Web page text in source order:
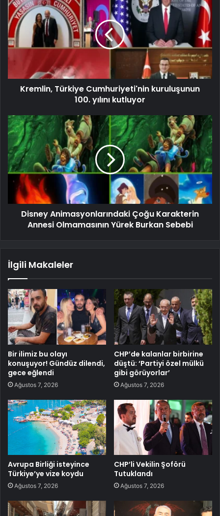
Kremlin, Türkiye Cumhuriyeti'nin kuruluşunun
100. yılını kutluyor
Disney Animasyonlarındaki Çoğu Karakterin
Annesi Olmamasının Yürek Burkan Sebebi
İlgili Makaleler
Bir ilimiz bu olayı
konuşuyor! Gündüz dilendi,
gece eğlendi
Ağustos 7, 2026
CHP’de kalanlar birbirine
düştü: ‘Partiyi özel mülkü
gibi görüyorlar’
Ağustos 7, 2026
Avrupa Birliği isteyince
Türkiye’ye vize koydu
Ağustos 7, 2026
CHP’li Vekilin Şoförü
Tutuklandı
Ağustos 7, 2026